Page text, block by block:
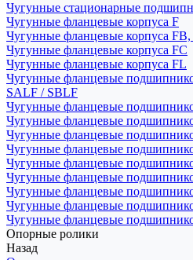
Чугунные стационарные
Чугунные фланцевые корпуса F
Чугунные фланцевые корпуса
Чугунные фланцевые корпуса FC
Чугунные фланцевые корпуса FL
Чугунные фланцевые
SALF / SBLF
Чугунные фланцевые
Чугунные фланцевые
Чугунные фланцевые
Чугунные фланцевые
Чугунные фланцевые
Чугунные фланцевые
Чугунные фланцевые
Чугунные фланцевые
Чугунные фланцевые
Опорные ролики
Назад